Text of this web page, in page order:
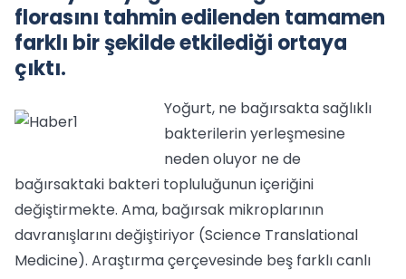
florasını tahmin edilenden tamamen
farklı bir şekilde etkilediği ortaya
çıktı.
Yoğurt, ne bağırsakta sağlıklı
bakterilerin yerleşmesine
neden oluyor ne de
bağırsaktaki bakteri topluluğunun içeriğini
değiştirmekte. Ama, bağırsak mikroplarının
davranışlarını değiştiriyor (Science Translational
Medicine). Araştırma çerçevesinde beş farklı canlı